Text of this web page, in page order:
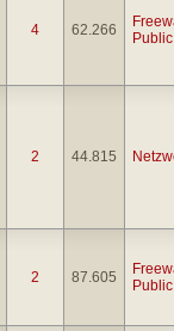
4 62.266
2 44.815
2 87.605